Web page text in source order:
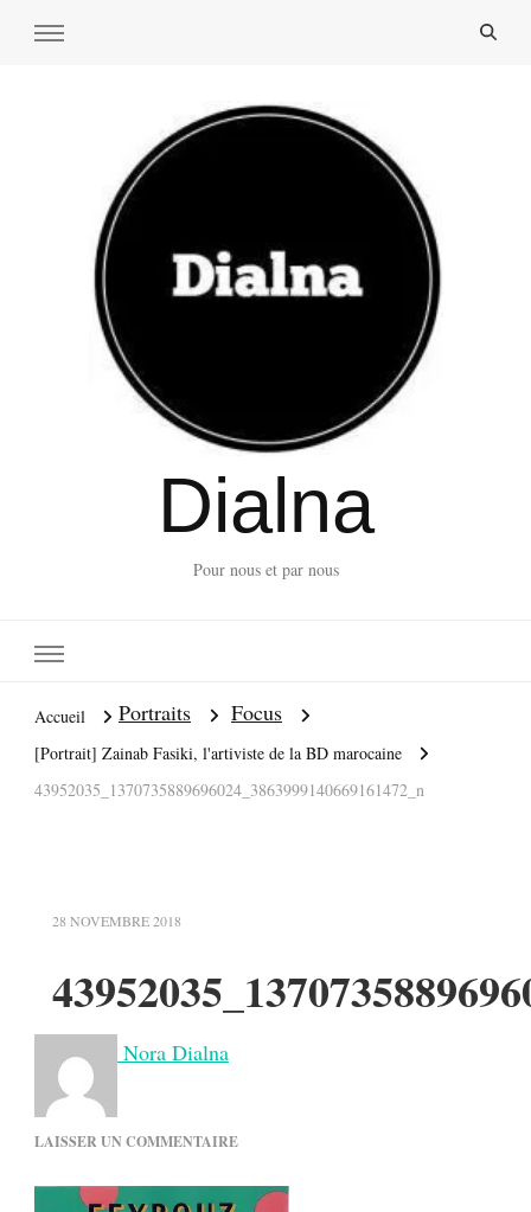
Dialna
Pour nous et par nous
Accueil Portraits Focus
[Portrait] Zainab Fasiki, l'artiviste de la BD marocaine
43952035_1370735889696024_3863999140669161472_n
28 NOVEMBRE 2018
Nora Dialna
LAISSER UN COMMENTAIRESUR